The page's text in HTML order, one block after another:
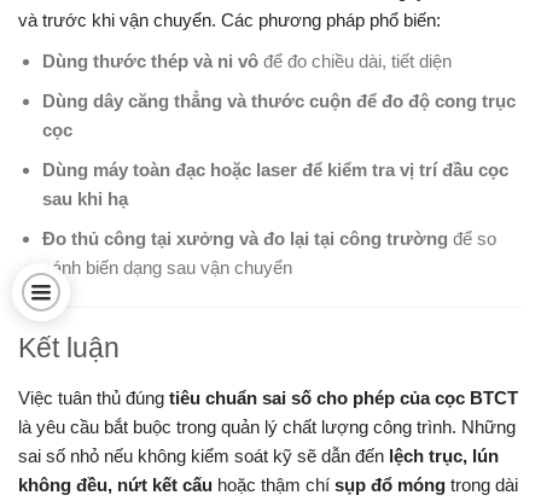
và trước khi vận chuyển. Các phương pháp phổ biến:
Dùng thước thép và ni vôđể đo chiều dài, tiết diện
Dùng dây căng thẳng và thước cuộn để đo độ cong trục
cọc
Dùng máy toàn đạc hoặc laser để kiểm tra vị trí đầu cọc
sau khi hạ
Đo thủ công tại xưởng và đo lại tại công trường để so
sánh biến dạng sau vận chuyển
Kết luận
Việc tuân thủ đúng tiêu chuẩn sai số cho phép của cọc BTCT
là yêu cầu bắt buộc trong quản lý chất lượng công trình. Những
sai số nhỏ nếu không kiểm soát kỹ sẽ dẫn đến lệch trục, lún
không đều, nứt kết cấu hoặc thậm chí sụp đổ móng trong dài